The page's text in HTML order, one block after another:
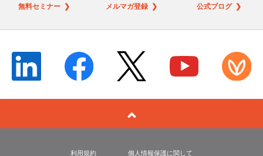
無料セミナー ❯ メルマガ登録 ❯ 公式ブログ ❯
利用規約 個人情報保護に関して